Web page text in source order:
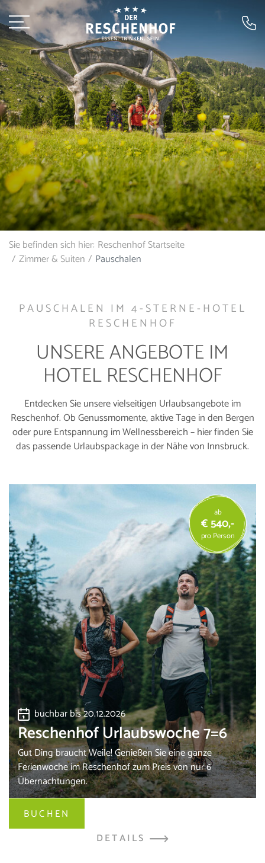
Sie befinden sich hier: Reschenhof Startseite
Zimmer & Suiten
Pauschalen
PAUSCHALEN IM 4-STERNE-HOTEL
RESCHENHOF
UNSERE ANGEBOTE IM
HOTEL RESCHENHOF
Entdecken Sie unsere vielseitigen Urlaubsangebote im
Reschenhof. Ob Genussmomente, aktive Tage in den Bergen
oder pure Entspannung im Wellnessbereich – hier finden Sie
das passende Urlaubspackage in der Nähe von Innsbruck.
buchbar bis 20.12.2026
Reschenhof Urlaubswoche 7=6
Gut Ding braucht Weile! Genießen Sie eine ganze
Ferienwoche im Reschenhof zum Preis von nur 6
Übernachtungen.
ab
€ 540,-
pro Person
BUCHEN
DETAILS